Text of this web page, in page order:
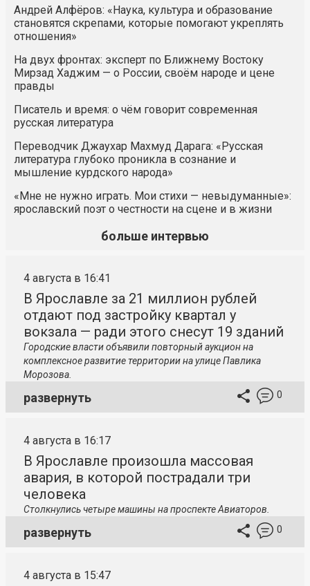
Андрей Алфёров: «Наука, культура и образование
становятся скрепами, которые помогают укреплять
отношения»
На двух фронтах: эксперт по Ближнему Востоку
Мирзад Хаджим — о России, своём народе и цене
правды
Писатель и время: о чём говорит современная
русская литература
Переводчик Джаухар Махмуд Дарага: «Русская
литература глубоко проникла в сознание и
мышление курдского народа»
«Мне не нужно играть. Мои стихи — невыдуманные»:
ярославский поэт о честности на сцене и в жизни
больше интервью
4 августа в 16:41
В Ярославле за 21 миллион рублей
отдают под застройку квартал у
вокзала — ради этого снесут 19 зданий
Городские власти объявили повторный аукцион на
комплексное развитие территории на улице Павлика
Морозова.
развернуть 0
4 августа в 16:17
В Ярославле произошла массовая
авария, в которой пострадали три
человека
Столкнулись четыре машины на проспекте Авиаторов.
развернуть 0
4 августа в 15:47